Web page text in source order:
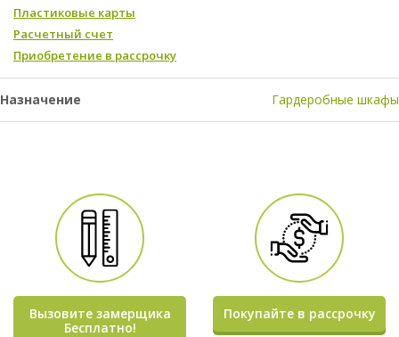
Пластиковые карты
Расчетный счет
Приобретение в рассрочку
Назначение Гардеробные шкафы
Вызовите замерщика
Бесплатно!
Покупайте в рассрочку